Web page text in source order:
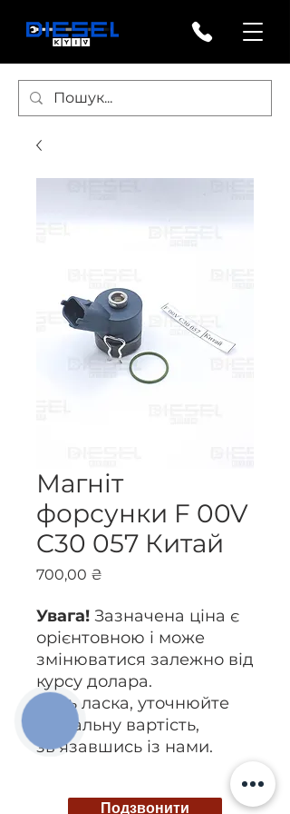
Магніт
форсунки F 00V
C30 057 Китай
700,00 ₴
Увага! Зазначена ціна є
орієнтовною і може
змінюватися залежно від
курсу долара.
Будь ласка, уточнюйте
актуальну вартість,
зв’язавшись із нами.
Подзвонити